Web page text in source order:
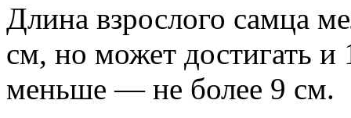
Длина взрослого самца
см, но может достигать
меньше — не более 9 см.